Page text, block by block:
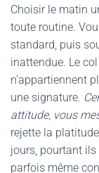
Choisir le matin
toute routine.
standard, puis
inattendue. Le
n’appartiennent
une signature.
attitude, vous
rejette la
jours, pourtant
parfois même